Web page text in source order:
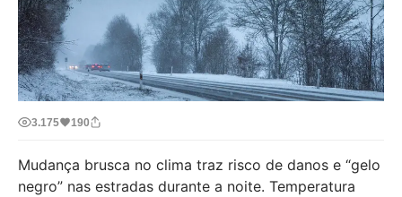
3.175 190
Mudança brusca no clima traz risco de danos e “gelo
negro” nas estradas durante a noite. Temperatura